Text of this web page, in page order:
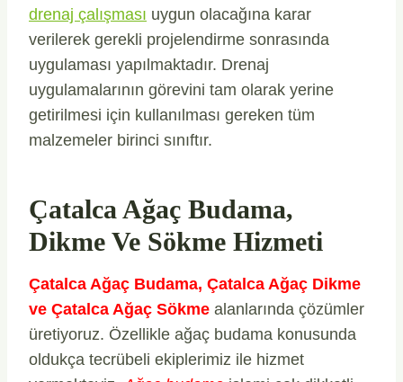
drenaj çalışması uygun olacağına karar
verilerek gerekli projelendirme sonrasında
uygulaması yapılmaktadır. Drenaj
uygulamalarının görevini tam olarak yerine
getirilmesi için kullanılması gereken tüm
malzemeler birinci sınıftır.
Çatalca Ağaç Budama,
Dikme Ve Sökme Hizmeti
Çatalca Ağaç Budama, Çatalca Ağaç Dikme
ve Çatalca Ağaç Sökme alanlarında çözümler
üretiyoruz. Özellikle ağaç budama konusunda
oldukça tecrübeli ekiplerimiz ile hizmet